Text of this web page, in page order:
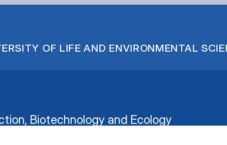
OF LIFE AND ENVIRONMENTAL
Biotechnology and Ecology